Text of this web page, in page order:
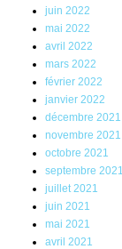
juin 2022
mai 2022
avril 2022
mars 2022
février 2022
janvier 2022
décembre 2021
novembre 2021
octobre 2021
septembre 2021
juillet 2021
juin 2021
mai 2021
avril 2021